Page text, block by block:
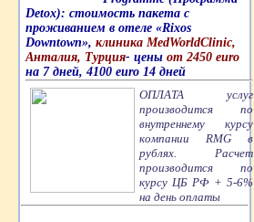
Detox): стоимость пакета с
проживанием в отеле «Rixos
Downtown», клиника MedWorldClinic,
Анталия, Турция- цены от 2450 euro
на 7 дней, 4100 euro 14 дней
ОПЛАТА услуг
производится по
внутреннему курсу
компании RMG в
рублях. Расчет
производится по
курсу ЦБ РФ + 5-6%
на день оплаты